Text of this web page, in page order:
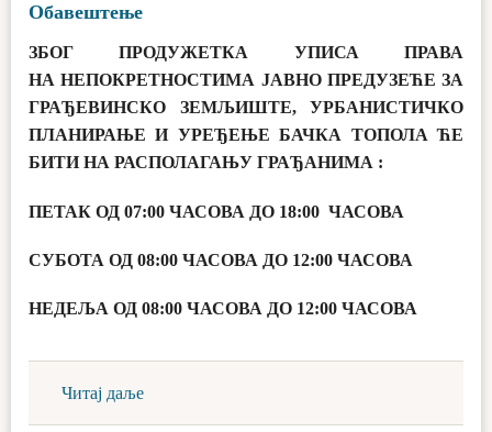
Обавештење
ЗБОГ ПРОДУЖЕТКА УПИСА ПРАВА
НА НЕПОКРЕТНОСТИМА ЈАВНО ПРЕДУЗЕЋЕ ЗА
ГРАЂЕВИНСКО ЗЕМЉИШТЕ, УРБАНИСТИЧКО
ПЛАНИРАЊЕ И УРЕЂЕЊЕ БАЧКА ТОПОЛА ЋЕ
БИТИ НА РАСПОЛАГАЊУ ГРАЂАНИМА :
ПЕТАК ОД 07:00 ЧАСОВА ДО 18:00 ЧАСОВА
СУБОТА ОД 08:00 ЧАСОВА ДО 12:00 ЧАСОВА
НЕДЕЉА ОД 08:00 ЧАСОВА ДО 12:00 ЧАСОВА
Читај даље